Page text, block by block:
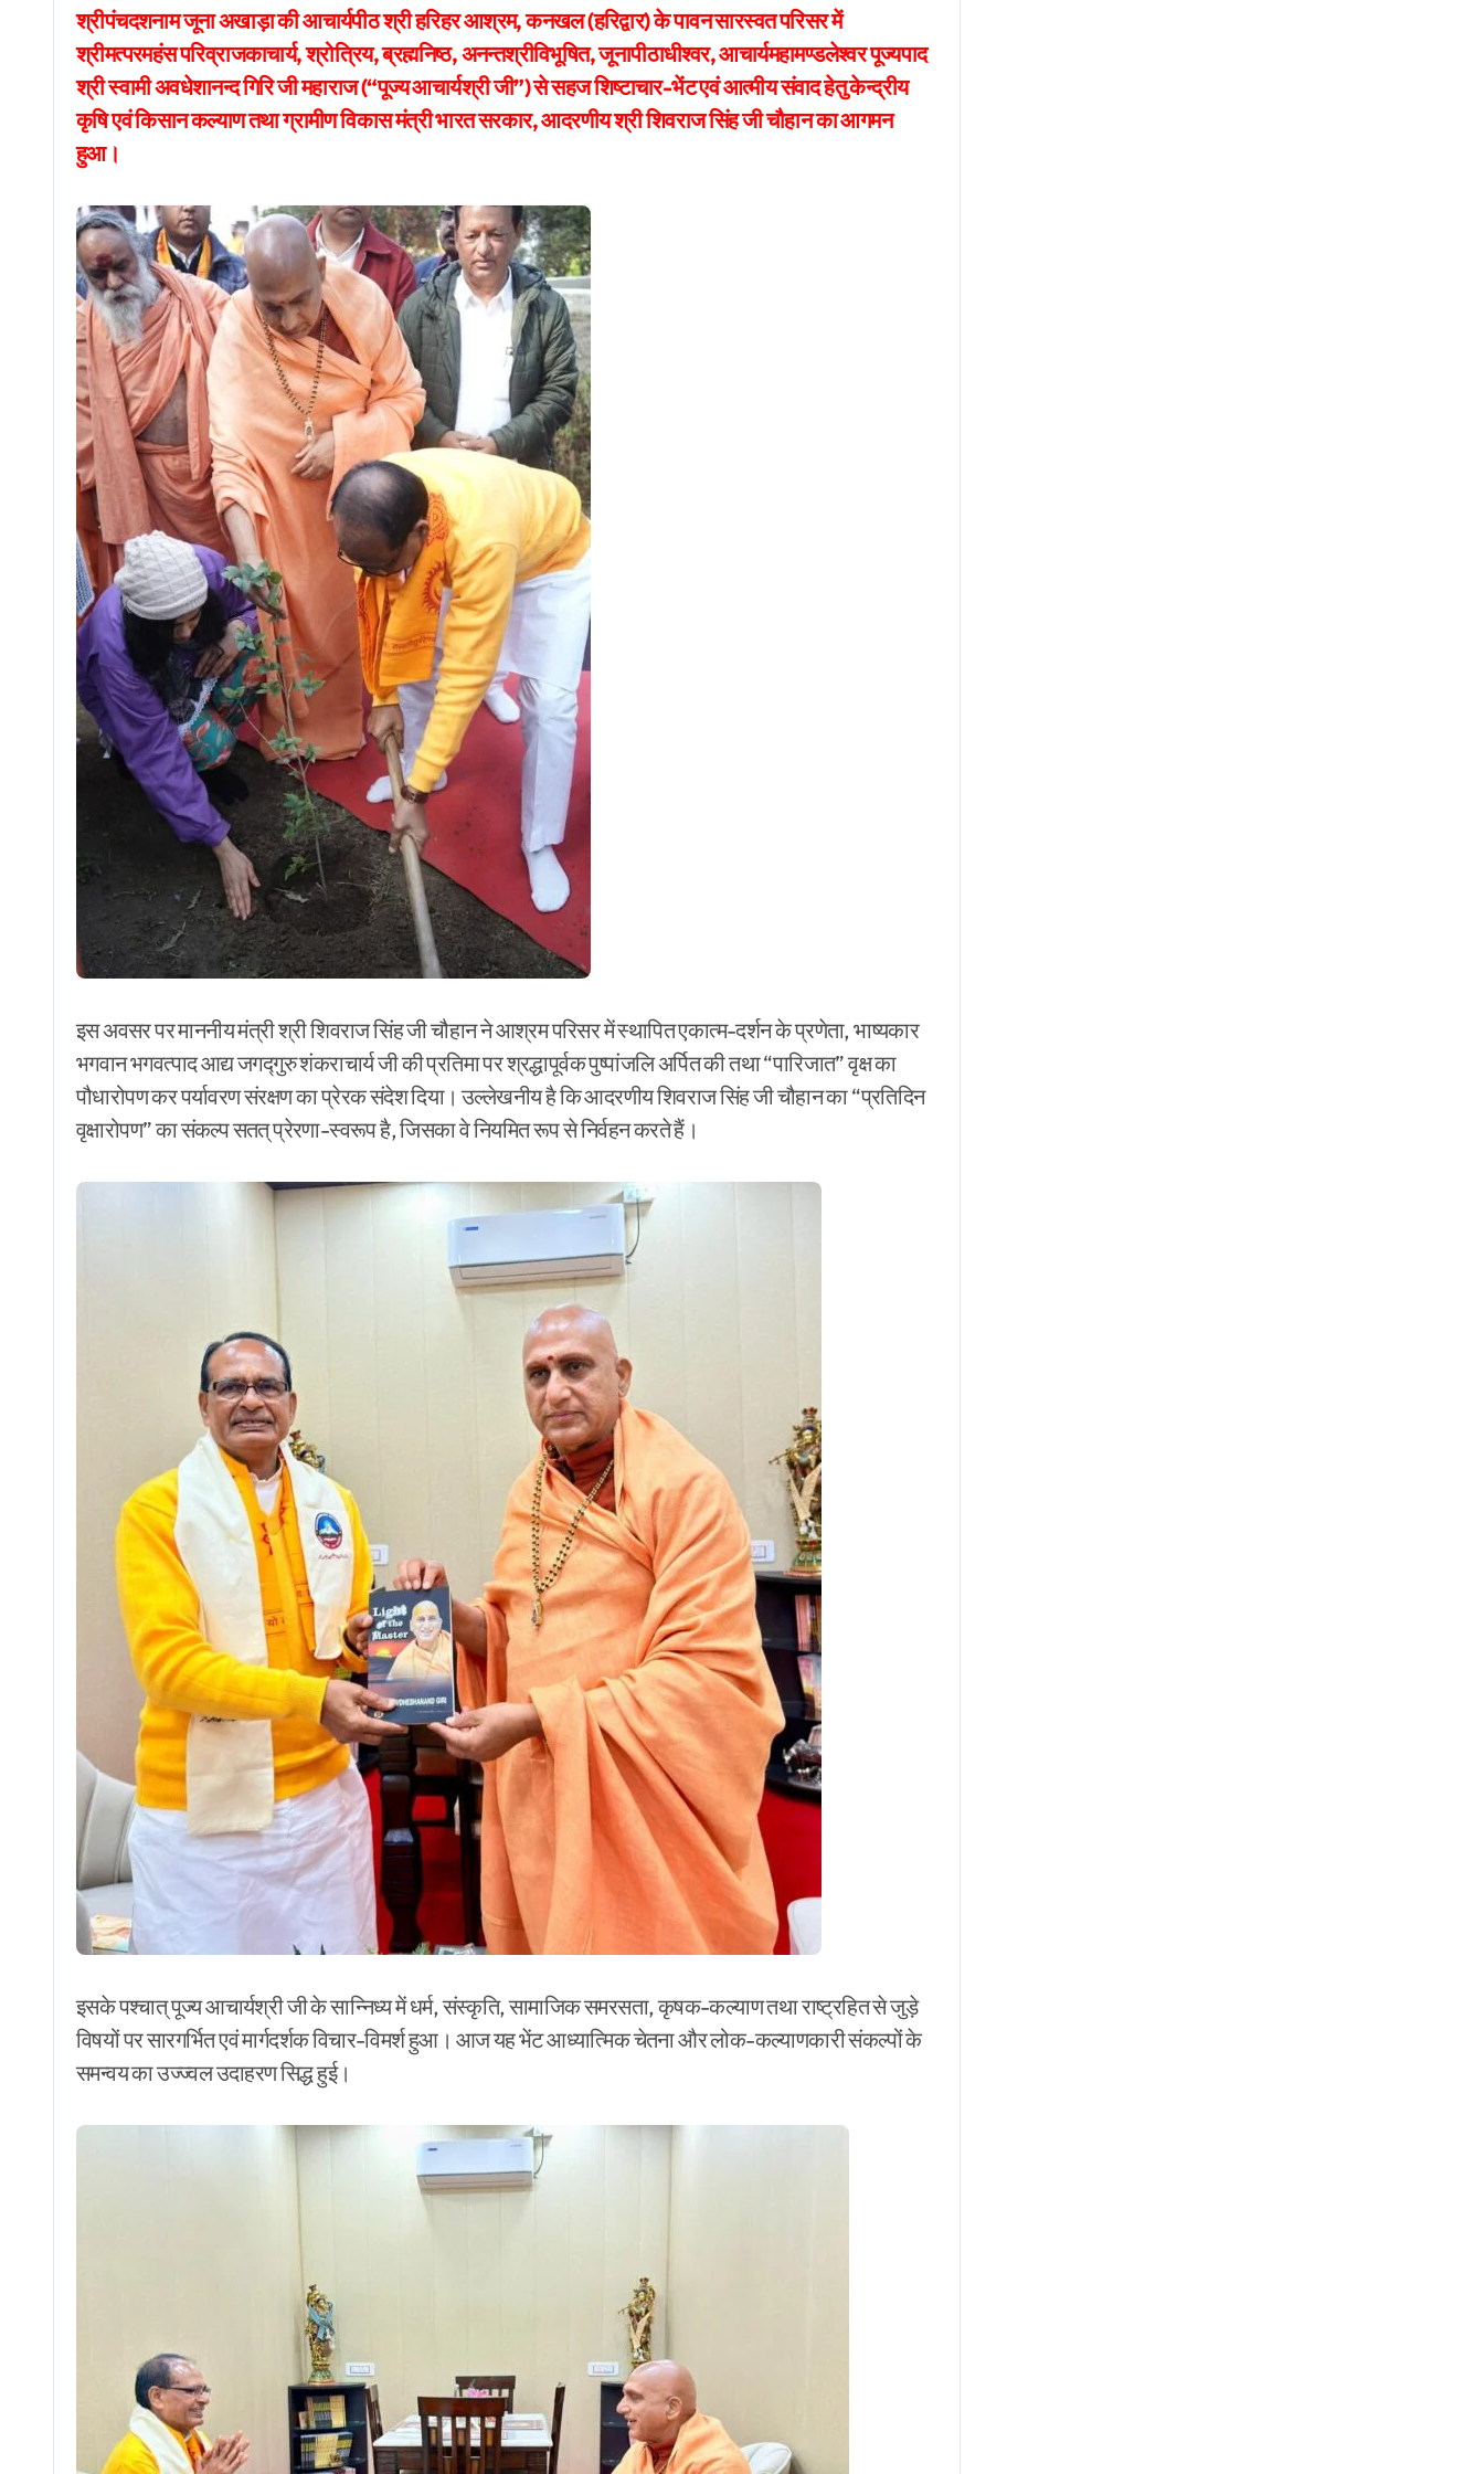
श्रीपंचदशनाम जूना अखाड़ा की आचार्यपीठ श्री हरिहर आश्रम, कनखल (हरिद्वार) के पावन सारस्वत परिसर में
श्रीमत्परमहंस परिव्राजकाचार्य, श्रोत्रिय, ब्रह्मनिष्ठ, अनन्तश्रीविभूषित, जूनापीठाधीश्वर, आचार्यमहामण्डलेश्वर पूज्यपाद
श्री स्वामी अवधेशानन्द गिरि जी महाराज (“पूज्य आचार्यश्री जी”) से सहज शिष्टाचार-भेंट एवं आत्मीय संवाद हेतु केन्द्रीय
कृषि एवं किसान कल्याण तथा ग्रामीण विकास मंत्री भारत सरकार, आदरणीय श्री शिवराज सिंह जी चौहान का आगमन
हुआ।
इस अवसर पर माननीय मंत्री श्री शिवराज सिंह जी चौहान ने आश्रम परिसर में स्थापित एकात्म-दर्शन के प्रणेता, भाष्यकार
भगवान भगवत्पाद आद्य जगद्गुरु शंकराचार्य जी की प्रतिमा पर श्रद्धापूर्वक पुष्पांजलि अर्पित की तथा “पारिजात” वृक्ष का
पौधारोपण कर पर्यावरण संरक्षण का प्रेरक संदेश दिया। उल्लेखनीय है कि आदरणीय शिवराज सिंह जी चौहान का “प्रतिदिन
वृक्षारोपण” का संकल्प सतत् प्रेरणा-स्वरूप है, जिसका वे नियमित रूप से निर्वहन करते हैं।
इसके पश्चात् पूज्य आचार्यश्री जी के सान्निध्य में धर्म, संस्कृति, सामाजिक समरसता, कृषक-कल्याण तथा राष्ट्रहित से जुड़े
विषयों पर सारगर्भित एवं मार्गदर्शक विचार-विमर्श हुआ। आज यह भेंट आध्यात्मिक चेतना और लोक-कल्याणकारी संकल्पों के
समन्वय का उज्ज्वल उदाहरण सिद्ध हुई।